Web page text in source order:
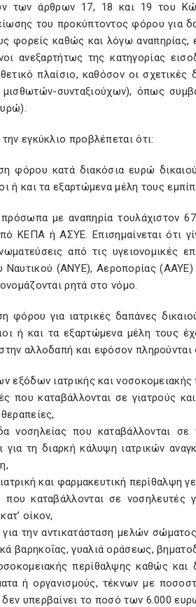
των άρθρων 17, 18 και 19 του
του προκύπτοντος φόρου για
φορείς καθώς και λόγω αναπηρίας,
ανεξαρτήτως της κατηγορίας
πλαίσιο, καθόσον οι
συνταξιούχων), όπως
εγκύκλιο προβλέπεται ότι:
κατά διακόσια ευρώ
ή και τα εξαρτώμενα μέλη τους
με αναπηρία τουλάχιστον
ΚΕΠΑ ή ΑΣΥΕ. Επισημαίνεται ότι
από τις υγειονομικές
Ναυτικού (ΑΝΥΕ), Αεροπορίας (ΑΑΥΕ)
ρητά στο νόμο.
για ιατρικές δαπάνες
ή και τα εξαρτώμενα μέλη τους
αλλοδαπή και εφόσον
εξόδων ιατρικής και
καταβάλλονται σε γιατρούς και
που καταβάλλονται σε
για τη διαρκή κάλυψη ιατρικών
και φαρμακευτική περίθαλψη
καταβάλλονται σε νοσηλευτές
οίκον,
την αντικατάσταση μελών
βαρηκοΐας, γυαλιά οράσεως,
περίθαλψης καθώς και
ή οργανισμούς, τέκνων με
υπερβαίνει το ποσό των 6.000